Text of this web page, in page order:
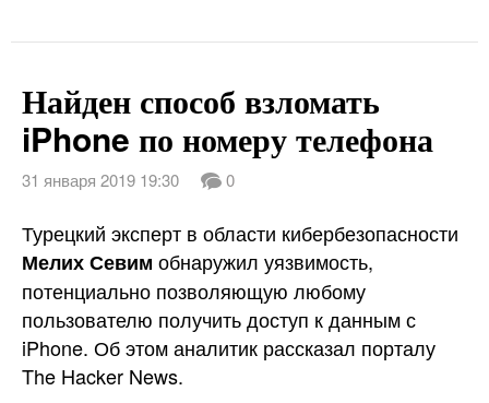
Найден способ взломать
iPhone по номеру телефона
31 января 2019 19:30 0
Турецкий эксперт в области кибербезопасности
Мелих Севим обнаружил уязвимость,
потенциально позволяющую любому
пользователю получить доступ к данным с
iPhone. Об этом аналитик рассказал порталу
The Hacker News.